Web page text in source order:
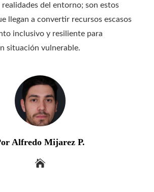
del entorno; son estos
llegan a convertir recursos escasos
inclusivo y resiliente para
situación vulnerable.
Alfredo Mijarez P.